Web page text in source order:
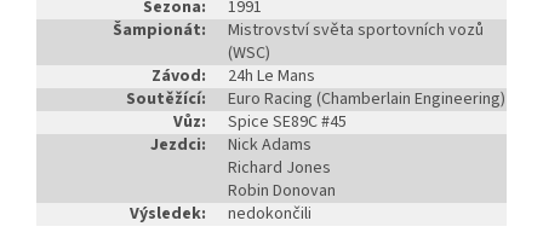
Sezona:
1991
Šampionát:
Mistrovství světa sportovních vozů
(WSC)
Závod:
24h Le Mans
Soutěžící:
Euro Racing (Chamberlain Engineering)
Vůz:
Spice SE89C #45
Jezdci:
Nick Adams
Richard Jones
Robin Donovan
Výsledek:
nedokončili